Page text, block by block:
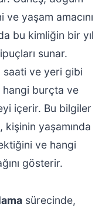
yaşam amacını
bu kimliğin bir yıl
sunar.
saati ve yeri gibi
hangi burçta ve
içerir. Bu bilgiler
kişinin yaşamında
ve hangi
gösterir.
sürecinde,